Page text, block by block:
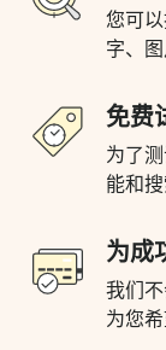
您可
字、
免费
为了
能和
为成
我们
为您